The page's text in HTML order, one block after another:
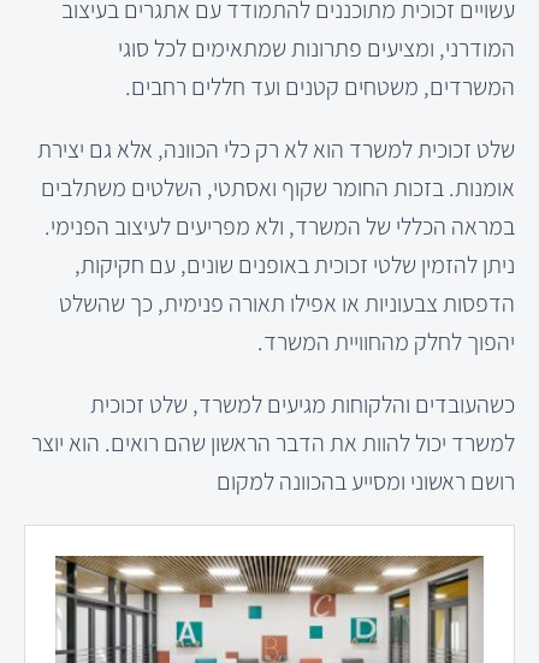
עשויים זכוכית מתוכננים להתמודד עם אתגרים בעיצוב
המודרני, ומציעים פתרונות שמתאימים לכל סוגי
המשרדים, משטחים קטנים ועד חללים רחבים.
שלט זכוכית למשרד הוא לא רק כלי הכוונה, אלא גם יצירת
אומנות. בזכות החומר שקוף ואסתטי, השלטים משתלבים
במראה הכללי של המשרד, ולא מפריעים לעיצוב הפנימי.
ניתן להזמין שלטי זכוכית באופנים שונים, עם חקיקות,
הדפסות צבעוניות או אפילו תאורה פנימית, כך שהשלט
יהפוך לחלק מהחוויית המשרד.
כשהעובדים והלקוחות מגיעים למשרד, שלט זכוכית
למשרד יכול להוות את הדבר הראשון שהם רואים. הוא יוצר
רושם ראשוני ומסייע בהכוונה למקום